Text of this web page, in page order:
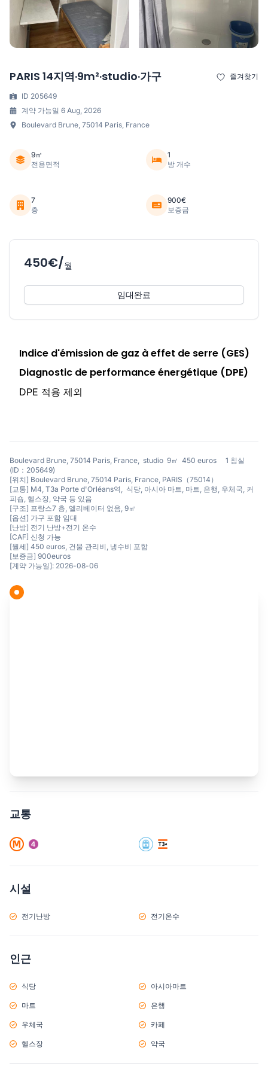
PARIS 14지역·9m²·studio·가구 즐겨찾기
ID 205649
계약 가능일 6 Aug, 2026
Boulevard Brune, 75014 Paris, France
9㎡
전용면적
1
방 개수
7
층
900€
보증금
450€/월
임대완료
Indice d'émission de gaz à effet de serre (GES)
Diagnostic de performance énergétique (DPE)
DPE 적용 제외
Boulevard Brune, 75014 Paris, France, studio 9㎡ 450 euros 1 침실
(ID：205649)
[위치] Boulevard Brune, 75014 Paris, France, PARIS（75014）
[교통] M4, T3a Porte d'Orléans역, 식당, 아시아 마트, 마트, 은행, 우체국, 커
피숍, 헬스장, 약국 등 있음
[구조] 프랑스7 층, 엘리베이터 없음, 9㎡
[옵션] 가구 포함 임대
[난방] 전기 난방+전기 온수
[CAF] 신청 가능
[월세] 450 euros, 건물 관리비, 냉수비 포함
[보증금] 900euros
[계약 가능일]: 2026-08-06
교통
시설
전기난방 전기온수
인근
식당 아시아마트
마트 은행
우체국 카페
헬스장 약국